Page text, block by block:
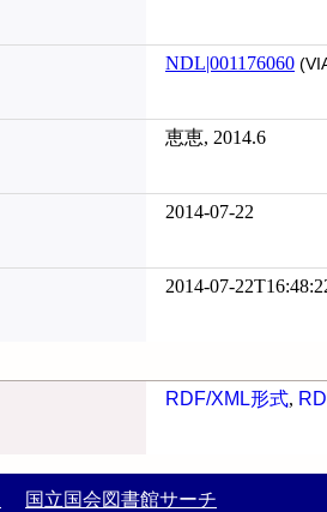
NDL|001176060
恵恵, 2014.6
2014-07-22
2014-07-
RDF/XML形式,
国立国会図書館サーチ